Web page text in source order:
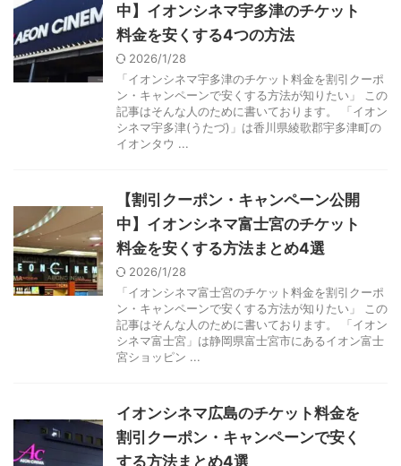
中】イオンシネマ宇多津のチケット
料金を安くする4つの方法
2026/1/28
「イオンシネマ宇多津のチケット料金を割引クーポ
ン・キャンペーンで安くする方法が知りたい」 この
記事はそんな人のために書いております。 「イオン
シネマ宇多津(うたづ)」は香川県綾歌郡宇多津町の
イオンタウ ...
【割引クーポン・キャンペーン公開
中】イオンシネマ富士宮のチケット
料金を安くする方法まとめ4選
2026/1/28
「イオンシネマ富士宮のチケット料金を割引クーポ
ン・キャンペーンで安くする方法が知りたい」 この
記事はそんな人のために書いております。 「イオン
シネマ富士宮」は静岡県富士宮市にあるイオン富士
宮ショッピン ...
イオンシネマ広島のチケット料金を
割引クーポン・キャンペーンで安く
する方法まとめ4選